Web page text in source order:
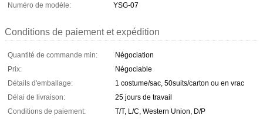
Numéro de modèle:
YSG-07
Conditions de paiement et expédition
Quantité de commande min:
Négociation
Prix:
Négociable
Détails d'emballage:
1 costume/sac, 50suits/carton ou en vrac
Délai de livraison:
25 jours de travail
Conditions de paiement:
T/T, L/C, Western Union, D/P